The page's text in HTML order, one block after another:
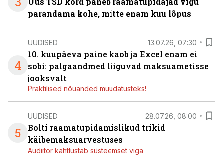
parandama kohe, mitte enam kuu lõpus
4
UUDISED 13.07.26, 07:30
10. kuupäeva paine kaob ja Excel enam ei
sobi: palgaandmed liiguvad maksuametisse
jooksvalt
Praktilised nõuanded muudatusteks!
5
UUDISED 28.07.26, 08:00
Bolti raamatupidamislikud trikid
käibemaksuarvestuses
Audiitor kahtlustab süsteemset viga